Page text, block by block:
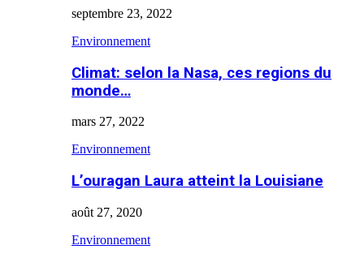
septembre 23, 2022
Environnement
Climat: selon la Nasa, ces regions du
monde…
mars 27, 2022
Environnement
L’ouragan Laura atteint la Louisiane
août 27, 2020
Environnement